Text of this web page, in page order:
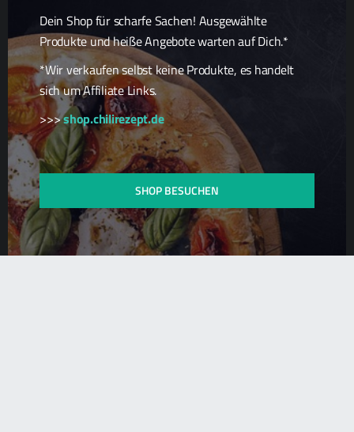
Chilirezept.de im Netz
Top Food Blogs
Ad
Chili Zucht
Chili Samen
Scharfe Geschenkideen
Scharfe Snacks
Dein Shop für scharfe Sachen! Ausgewählte
Produkte und heiße Angebote warten auf Dich.*
*Wir verkaufen selbst keine Produkte, es handelt
sich um Affiliate Links.
>>>shop.chilirezept.de
SHOP BESUCHEN